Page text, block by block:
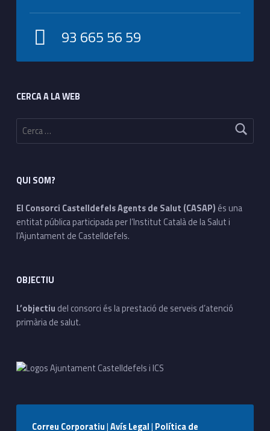
93 665 56 59
CERCA A LA WEB
Cerca:
QUI SOM?
El Consorci Castelldefels Agents de Salut (CASAP) és una
entitat pública participada per l’Institut Català de la Salut i
l’Ajuntament de Castelldefels.
OBJECTIU
L’objectiu del consorci és la prestació de serveis d’atenció
primària de salut.
Correu Corporatiu|Avís Legal| Política de